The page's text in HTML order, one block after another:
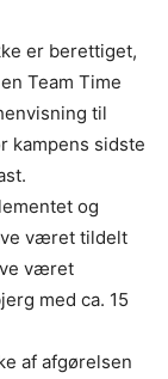
er berettiget,
Team Time
til
kampens sidste
og
været tildelt
været
med ca. 15
af afgørelsen